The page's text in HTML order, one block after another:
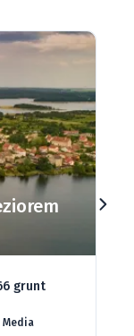
grunt
Media